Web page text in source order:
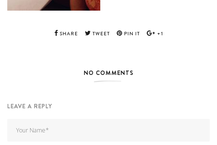
SHARE TWEET PIN IT +1
NO COMMENTS
LEAVE A REPLY